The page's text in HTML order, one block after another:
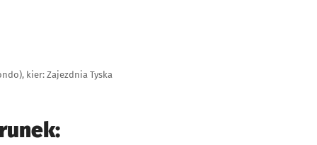
kier: Zajezdnia Tyska